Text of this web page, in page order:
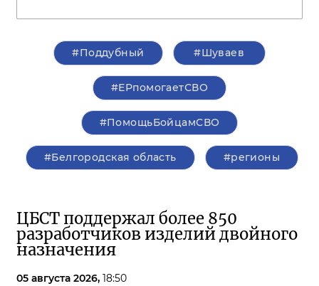
#Поддубный #Шуваев
#ЕРпомогаетСВО
#ПомощьБойцамСВО
#Белгородская область #регионы
ЦБСТ поддержал более 850
разработчиков изделий двойного
назначения
05 августа 2026, 18:50